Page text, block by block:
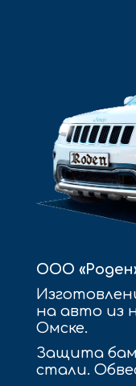
ООО
на авто из
Омске.
Защита
стали.